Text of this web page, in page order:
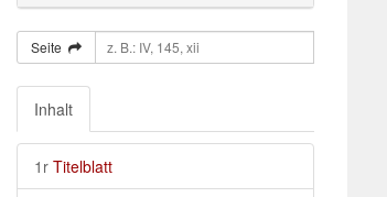
Seite
Inhalt
1r Titelblatt